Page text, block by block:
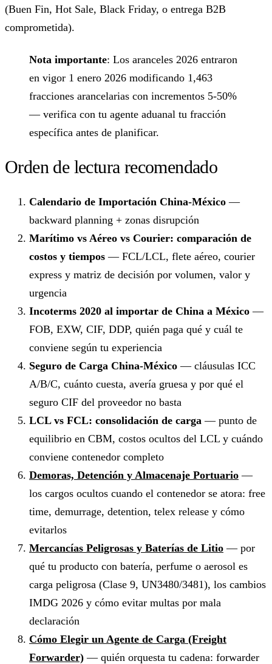
(Buen Fin, Hot Sale, Black Friday, o entrega B2B
comprometida).
Nota importante: Los aranceles 2026 entraron
en vigor 1 enero 2026 modificando 1,463
fracciones arancelarias con incrementos 5-50%
— verifica con tu agente aduanal tu fracción
específica antes de planificar.
Orden de lectura recomendado
Calendario de Importación China-México —
backward planning + zonas disrupción
Marítimo vs Aéreo vs Courier: comparación de
costos y tiempos — FCL/LCL, flete aéreo, courier
express y matriz de decisión por volumen, valor y
urgencia
Incoterms 2020 al importar de China a México —
FOB, EXW, CIF, DDP, quién paga qué y cuál te
conviene según tu experiencia
Seguro de Carga China-México — cláusulas ICC
A/B/C, cuánto cuesta, avería gruesa y por qué el
seguro CIF del proveedor no basta
LCL vs FCL: consolidación de carga — punto de
equilibrio en CBM, costos ocultos del LCL y cuándo
conviene contenedor completo
Demoras, Detención y Almacenaje Portuario —
los cargos ocultos cuando el contenedor se atora: free
time, demurrage, detention, telex release y cómo
evitarlos
Mercancías Peligrosas y Baterías de Litio — por
qué tu producto con batería, perfume o aerosol es
carga peligrosa (Clase 9, UN3480/3481), los cambios
IMDG 2026 y cómo evitar multas por mala
declaración
Cómo Elegir un Agente de Carga (Freight
Forwarder) — quién orquesta tu cadena: forwarder